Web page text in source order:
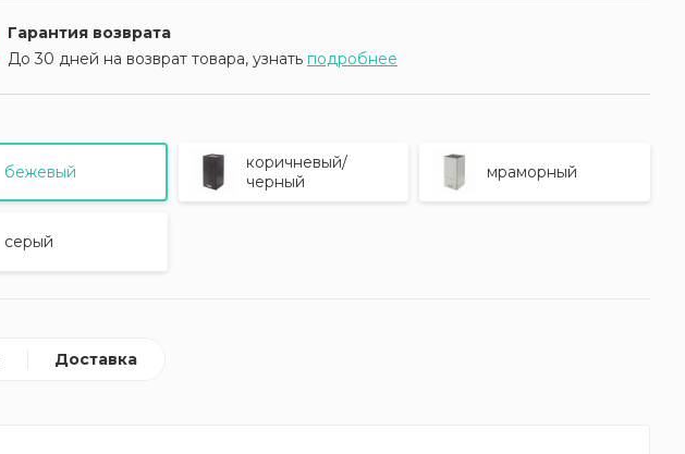
Гарантия возврата
До 30 дней на возврат товара, узнать подробнее
бежевый
коричневый/
черный
мраморный
серый
Доставка